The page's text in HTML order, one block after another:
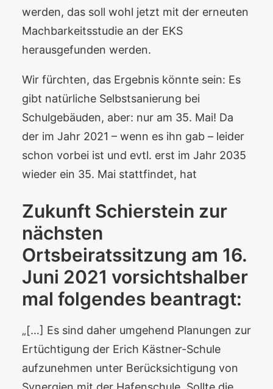
werden, das soll wohl jetzt mit der erneuten
Machbarkeitsstudie an der EKS
herausgefunden werden.
Wir fürchten, das Ergebnis könnte sein: Es
gibt natürliche Selbstsanierung bei
Schulgebäuden, aber: nur am 35. Mai! Da
der im Jahr 2021 – wenn es ihn gab – leider
schon vorbei ist und evtl. erst im Jahr 2035
wieder ein 35. Mai stattfindet, hat
Zukunft Schierstein zur
nächsten
Ortsbeiratssitzung am 16.
Juni 2021 vorsichtshalber
mal folgendes beantragt:
„[…] Es sind daher umgehend Planungen zur
Ertüchtigung der Erich Kästner-Schule
aufzunehmen unter Berücksichtigung von